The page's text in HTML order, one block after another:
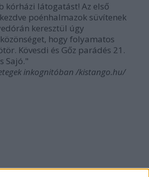
kórházi látogatást! Az első
poénhalmazok süvítenek
keresztül úgy
hogy folyamatos
Kövesdi és Gőz parádés 21.
Sajó."
inkognitóban /kistango.hu/